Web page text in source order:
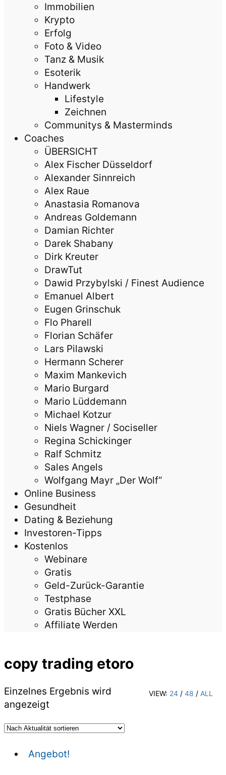
Immobilien
Krypto
Erfolg
Foto & Video
Tanz & Musik
Esoterik
Handwerk
Lifestyle
Zeichnen
Communitys & Masterminds
Coaches
ÜBERSICHT
Alex Fischer Düsseldorf
Alexander Sinnreich
Alex Raue
Anastasia Romanova
Andreas Goldemann
Damian Richter
Darek Shabany
Dirk Kreuter
DrawTut
Dawid Przybylski / Finest Audience
Emanuel Albert
Eugen Grinschuk
Flo Pharell
Florian Schäfer
Lars Pilawski
Hermann Scherer
Maxim Mankevich
Mario Burgard
Mario Lüddemann
Michael Kotzur
Niels Wagner / Sociseller
Regina Schickinger
Ralf Schmitz
Sales Angels
Wolfgang Mayr „Der Wolf“
Online Business
Gesundheit
Dating & Beziehung
Investoren-Tipps
Kostenlos
Webinare
Gratis
Geld-Zurück-Garantie
Testphase
Gratis Bücher XXL
Affiliate Werden
copy trading etoro
VIEW: 24 / 48 / ALL
Einzelnes Ergebnis wird
angezeigt
Angebot!